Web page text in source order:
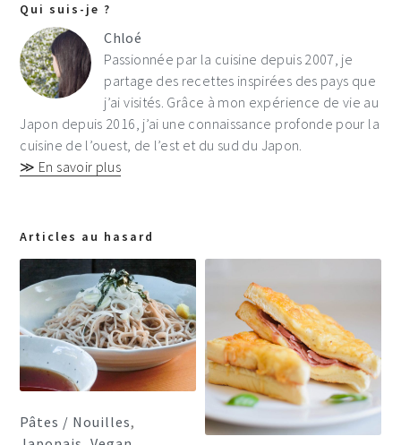
Qui suis-je ?
Chloé
Passionnée par la cuisine depuis 2007, je
partage des recettes inspirées des pays que
j’ai visités. Grâce à mon expérience de vie au
Japon depuis 2016, j’ai une connaissance profonde pour la
cuisine de l’ouest, de l’est et du sud du Japon.
≫ En savoir plus
Articles au hasard
Pâtes / Nouilles,